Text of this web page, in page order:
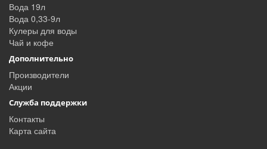
Вода 19л
Вода 0,33-9л
Кулеры для воды
Чай и кофе
Дополнительно
Производители
Акции
Служба поддержки
Контакты
Карта сайта